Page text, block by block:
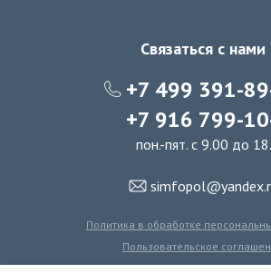
Связаться с нами
+7 499 391-
+7 916 799-
пон.-пят. с 9.00 до
Политика в обработке
Пользовательское
Политика использования